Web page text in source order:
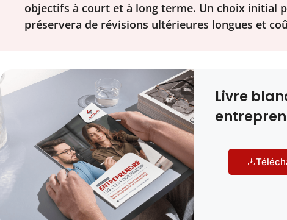
objectifs à court et à long terme. Un choix initial
préservera de révisions ultérieures longues et
Livre